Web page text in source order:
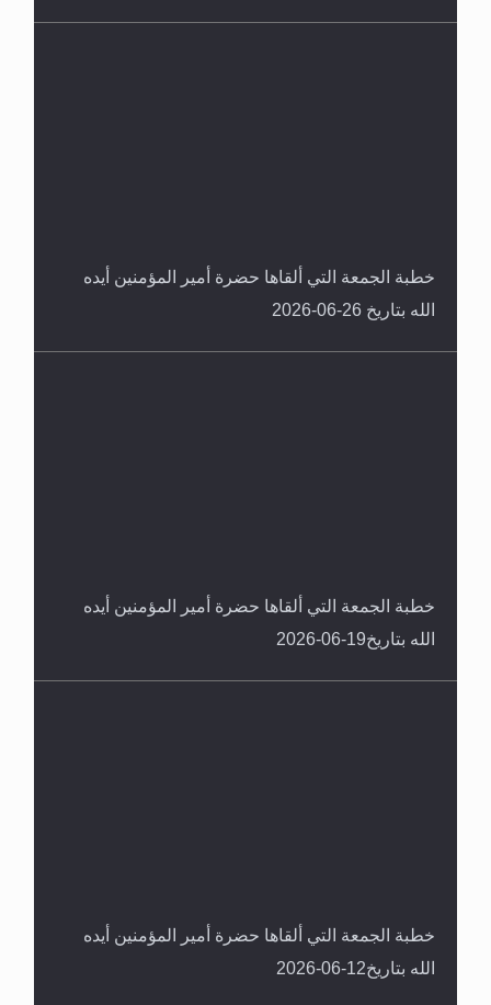
خطبة الجمعة التي ألقاها حضرة أمير المؤمنين أيده
الله بتاريخ 26-06-2026
خطبة الجمعة التي ألقاها حضرة أمير المؤمنين أيده
الله بتاريخ19-06-2026
خطبة الجمعة التي ألقاها حضرة أمير المؤمنين أيده
الله بتاريخ12-06-2026